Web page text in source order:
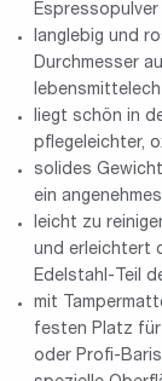
langlebig und
Durchmesser
liegt schön in
pflegeleichter,
solides
ein
leicht zu
und erleichtert
Edelstahl-Teil
mit
festen Platz für
oder Profi-